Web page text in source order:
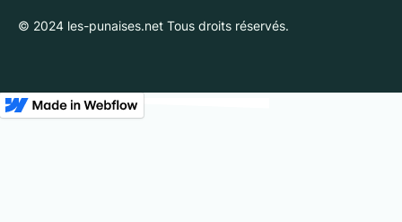
© 2024 les-punaises.net Tous droits réservés.